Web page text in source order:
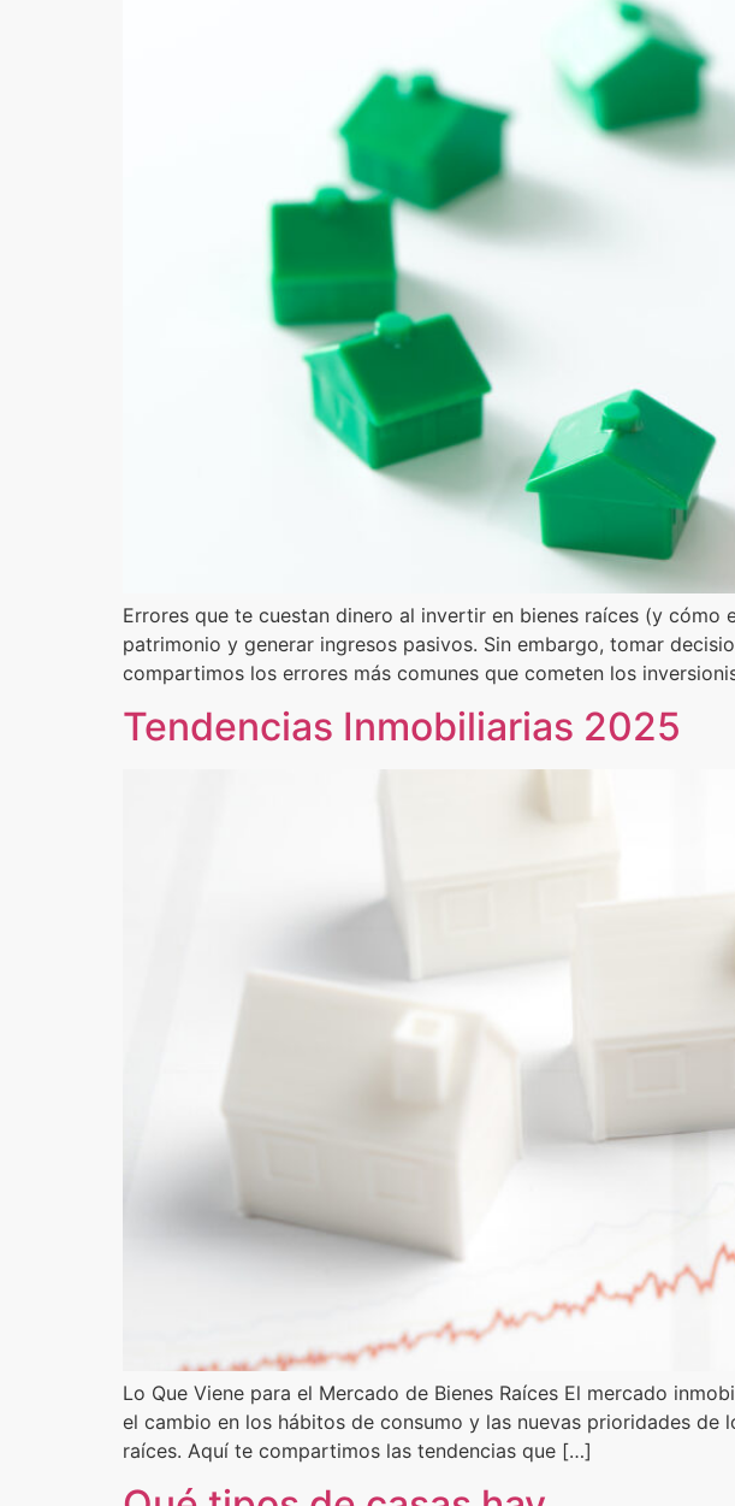
Errores que te cuestan dinero al invertir en bienes raíces (y
patrimonio y generar ingresos pasivos. Sin embargo, tomar
compartimos los errores más comunes que cometen los
Tendencias Inmobiliarias 2025
Lo Que Viene para el Mercado de Bienes Raíces El mercado
el cambio en los hábitos de consumo y las nuevas prioridades
raíces. Aquí te compartimos las tendencias que […]